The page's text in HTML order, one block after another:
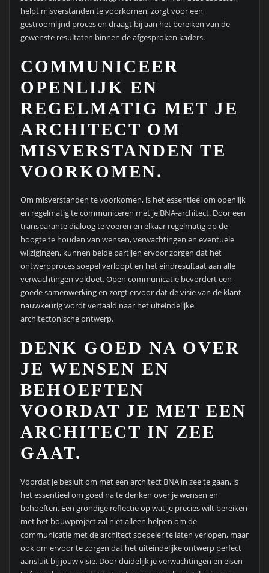
helpt misverstanden te voorkomen, zorgt voor een
gestroomlijnd proces en draagt bij aan het bereiken van de
gewenste resultaten binnen de afgesproken kaders.
COMMUNICEER
OPENLIJK EN
REGELMATIG MET JE
ARCHITECT OM
MISVERSTANDEN TE
VOORKOMEN.
Om misverstanden te voorkomen, is het essentieel om openlijk
en regelmatig te communiceren met je BNA-architect. Door een
transparante dialoog te voeren en elkaar regelmatig op de
hoogte te houden van wensen, verwachtingen en eventuele
wijzigingen, kunnen beide partijen ervoor zorgen dat het
ontwerpproces soepel verloopt en het eindresultaat aan alle
verwachtingen voldoet. Open communicatie bevordert een
goede samenwerking en zorgt ervoor dat de visie van de klant
nauwkeurig wordt vertaald naar het uiteindelijke
architectonische ontwerp.
DENK GOED NA OVER
JE WENSEN EN
BEHOEFTEN
VOORDAT JE MET EEN
ARCHITECT IN ZEE
GAAT.
Voordat je besluit om met een architect BNA in zee te gaan, is
het essentieel om goed na te denken over je wensen en
behoeften. Een grondige reflectie op wat je precies wilt bereiken
met het bouwproject zal niet alleen helpen om de
communicatie met de architect soepeler te laten verlopen, maar
ook om ervoor te zorgen dat het uiteindelijke ontwerp perfect
aansluit bij jouw visie. Door duidelijk je verwachtingen en eisen